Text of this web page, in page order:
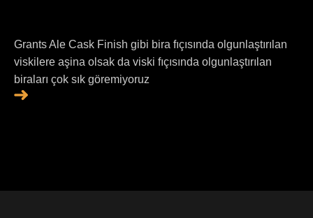
Grants Ale Cask Finish gibi bira fıçısında olgunlaştırılan
viskilere aşina olsak da viski fıçısında olgunlaştırılan
biraları çok sık göremiyoruz